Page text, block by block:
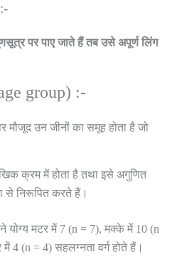
पर पाए जाते हैं तब उसे अपूर्ण लिंग
group) :-
मौजूद उन जीनों का समूह होता है जो
क्रम में होता है तथा इसे अगुणित
से निरूपित करते हैं।
योग्य मटर में 7 (n = 7), मक्के में 10 (n
4 (n = 4) सहलग्नता वर्ग होते हैं।